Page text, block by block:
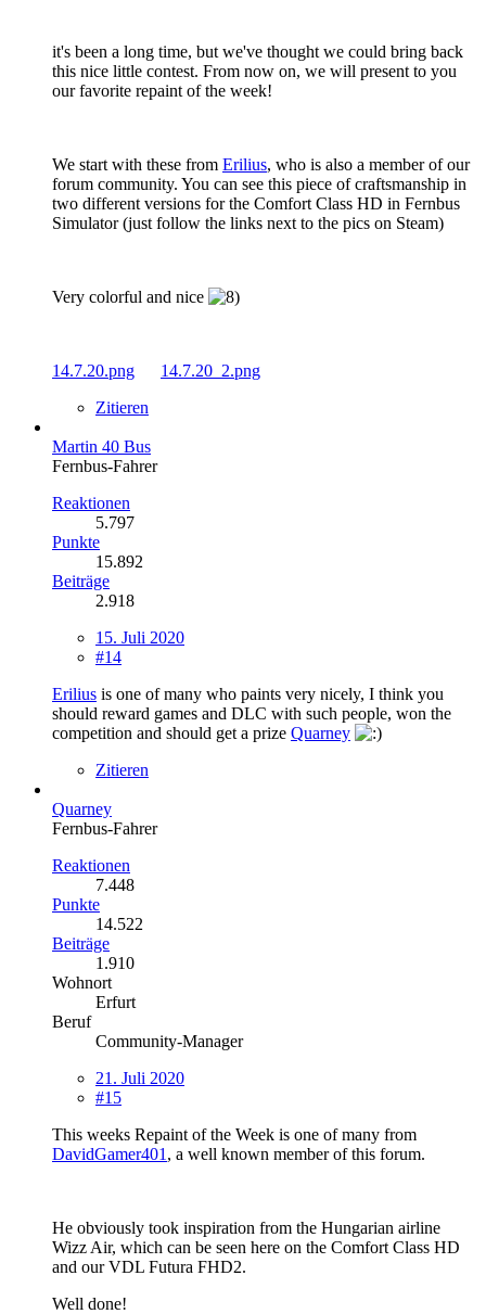
it's been a long time, but we've thought we could bring back
this nice little contest. From now on, we will present to you
our favorite repaint of the week!
We start with these from Erilius, who is also a member of our
forum community. You can see this piece of craftsmanship in
two different versions for the Comfort Class HD in Fernbus
Simulator (just follow the links next to the pics on Steam)
Very colorful and nice
14.7.20.png
14.7.20_2.png
Zitieren
Martin 40 Bus
Fernbus-Fahrer
Reaktionen
5.797
Punkte
15.892
Beiträge
2.918
15. Juli 2020
#14
Erilius is one of many who paints very nicely, I think you
should reward games and DLC with such people, won the
competition and should get a prize Quarney
Zitieren
Quarney
Fernbus-Fahrer
Reaktionen
7.448
Punkte
14.522
Beiträge
1.910
Wohnort
Erfurt
Beruf
Community-Manager
21. Juli 2020
#15
This weeks Repaint of the Week is one of many from
DavidGamer401 , a well known member of this forum.
He obviously took inspiration from the Hungarian airline
Wizz Air, which can be seen here on the Comfort Class HD
and our VDL Futura FHD2.
Well done!